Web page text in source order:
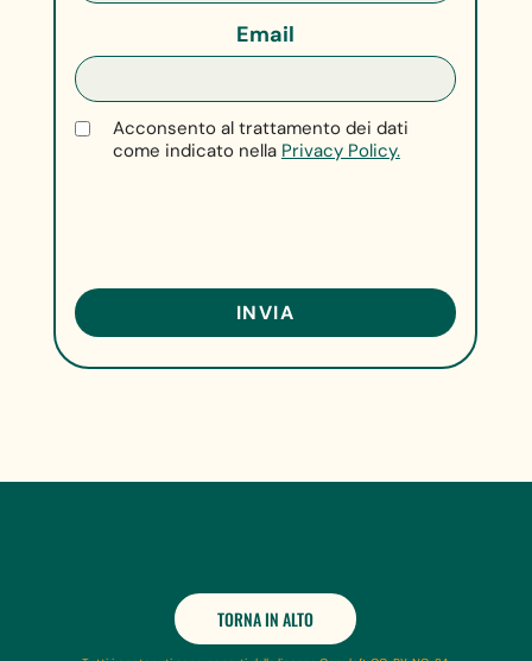
Email
Acconsento al trattamento dei dati
come indicato nella Privacy Policy.
TORNA IN ALTO